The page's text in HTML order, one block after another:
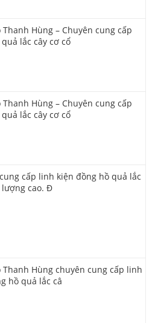
Hùng – Chuyên cung cấp
lắc cây cơ cổ
Hùng – Chuyên cung cấp
lắc cây cơ cổ
cấp linh kiện đồng hồ quả lắc
lượng cao. Đ
Thanh Hùng chuyên cung cấp linh
hồ quả lắc câ